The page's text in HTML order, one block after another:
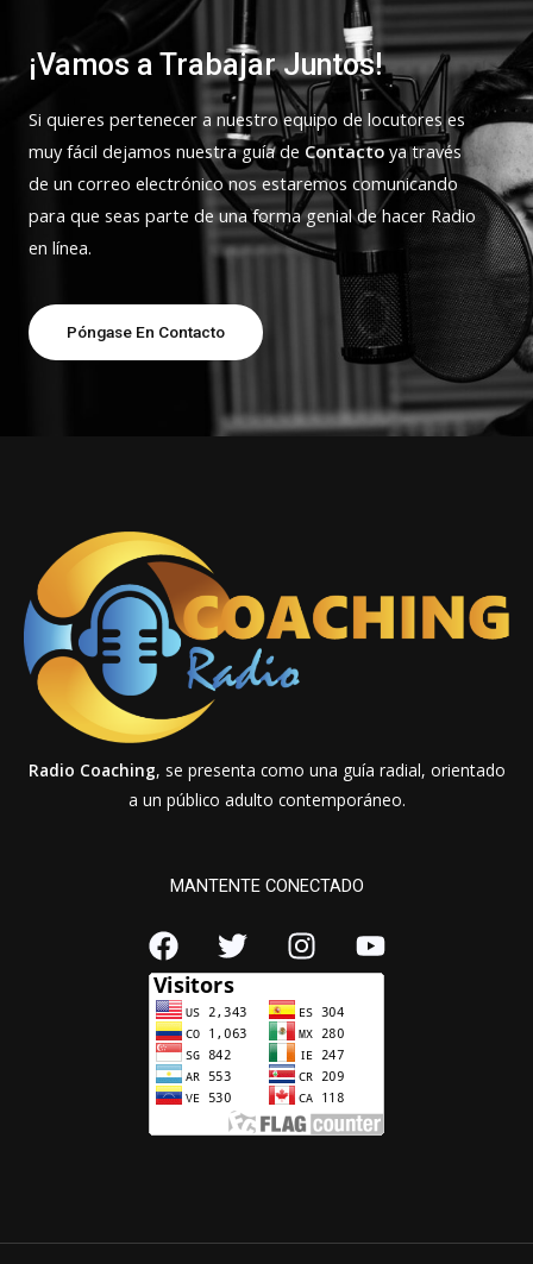
¡Vamos a Trabajar Juntos!
Si quieres pertenecer a nuestro equipo de locutores es
muy fácil dejamos nuestra guía de Contacto ya través
de un correo electrónico nos estaremos comunicando
para que seas parte de una forma genial de hacer Radio
en línea.
Póngase En Contacto
Radio Coaching, se presenta como una guía radial, orientado
a un público adulto contemporáneo.
MANTENTE CONECTADO